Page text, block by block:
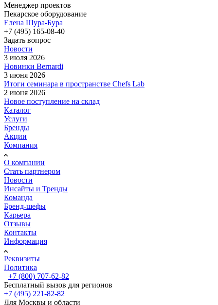
Менеджер проектов
Пекарское оборудование
Елена Шура-Бура
+7 (495) 165-08-40
Задать вопрос
Новости
3 июля 2026
Новинки Bernardi
3 июня 2026
Итоги семинара в пространстве Chefs Lab
2 июня 2026
Новое поступление на склад
Каталог
Услуги
Бренды
Акции
Компания
О компании
Стать партнером
Новости
Инсайты и Тренды
Команда
Бренд-шефы
Карьера
Отзывы
Контакты
Информация
Реквизиты
Политика
+7 (800) 707-62-82
Бесплатный вызов для регионов
+7 (495) 221-82-82
Для Москвы и области